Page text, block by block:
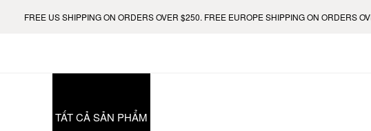
FREE US SHIPPING ON ORDERS OVER $250. FREE EUROPE SHIPPING ON ORDERS
TẤT CẢ SẢN PHẨM